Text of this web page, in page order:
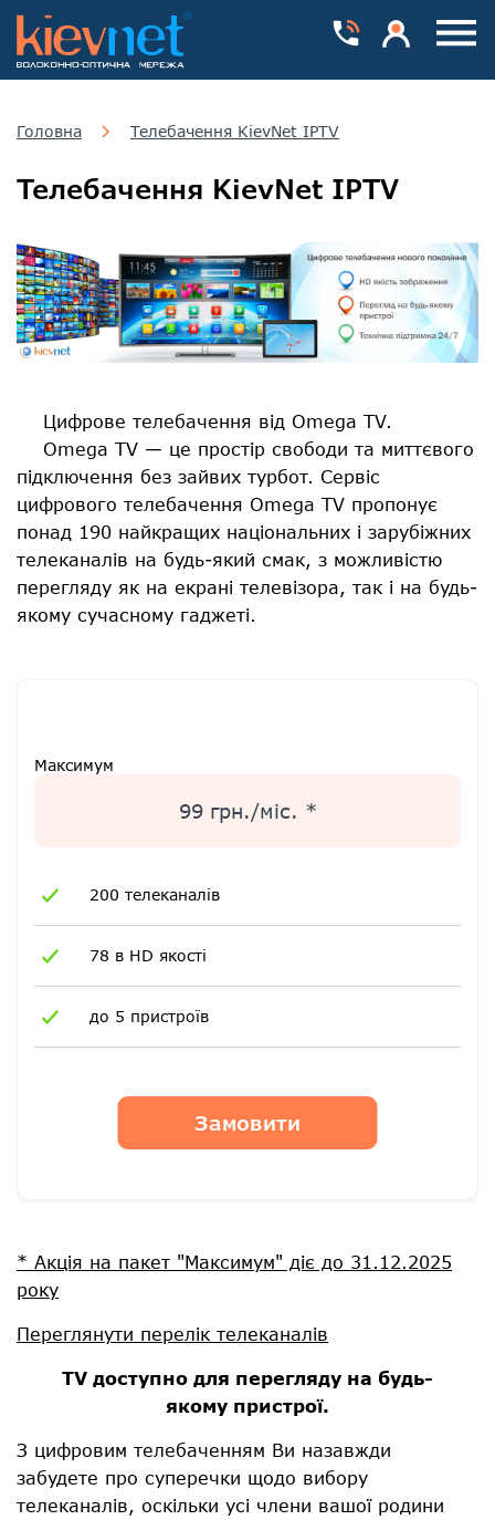
Головна Телебачення KievNet IPTV
Телебачення KievNet IPTV
Цифрове телебачення від Omega TV.
Omega TV — це простір свободи та миттєвого
підключення без зайвих турбот. Сервіс
цифрового телебачення Omega TV пропонує
понад 190 найкращих національних і зарубіжних
телеканалів на будь-який смак, з можливістю
перегляду як на екрані телевізора, так і на будь-
якому сучасному гаджеті.
Максимум
99 грн./міс. *
200 телеканалів
78 в HD якості
до 5 пристроїв
Замовити
* Акція на пакет "Максимум" діє до 31.12.2025
року
Переглянути перелік телеканалів
ТV доступно для перегляду на будь-
якому пристрої.
З цифровим телебаченням Ви назавжди
забудете про суперечки щодо вибору
телеканалів, оскільки усі члени вашої родини